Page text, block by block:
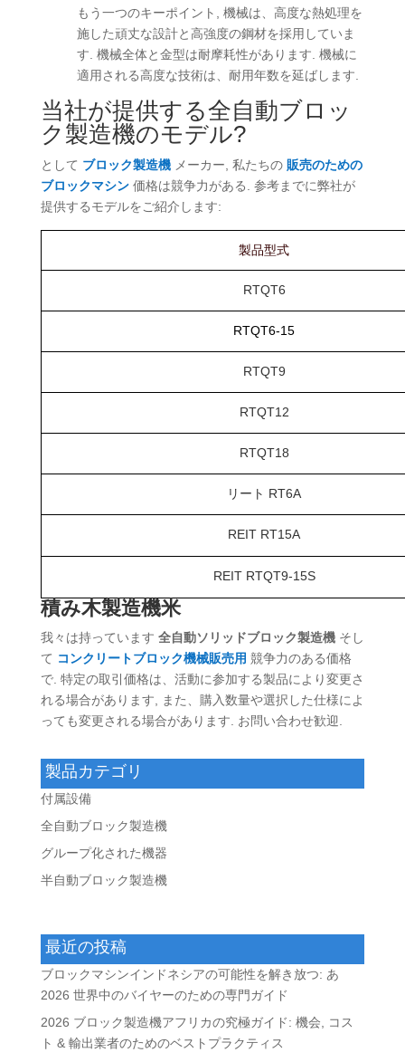
もう一つのキーポイント, 機械は、高度な熱処理を
施した頑丈な設計と高強度の鋼材を採用していま
す. 機械全体と金型は耐摩耗性があります. 機械に
適用される高度な技術は、耐用年数を延ばします.
当社が提供する全自動ブロッ
ク製造機のモデル?
として ブロック製造機メーカー, 私たちの 販売のための
ブロックマシン価格は競争力がある. 参考までに弊社が
提供するモデルをご紹介します:
製品型式
RTQT6
RTQT6-15
RTQT9
RTQT12
RTQT18
リート RT6A
REIT RT15A
REIT RTQT9-15S
積み木製造機米
我々は持っています 全自動ソリッドブロック製造機そし
て コンクリートブロック機械販売用 競争力のある価格
で. 特定の取引価格は、活動に参加する製品により変更さ
れる場合があります, また、購入数量や選択した仕様によ
っても変更される場合があります. お問い合わせ歓迎.
製品カテゴリ
付属設備
全自動ブロック製造機
グループ化された機器
半自動ブロック製造機
最近の投稿
ブロックマシンインドネシアの可能性を解き放つ: あ
2026 世界中のバイヤーのための専門ガイド
2026 ブロック製造機アフリカの究極ガイド: 機会, コス
ト & 輸出業者のためのベストプラクティス